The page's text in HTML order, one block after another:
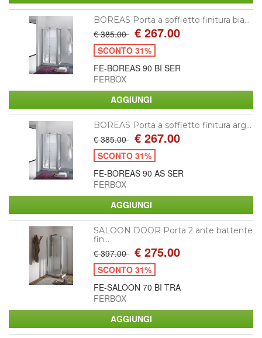
BOREAS Porta a soffietto finitura bia...
€ 385.00 € 267.00
SCONTO 31%
FE-BOREAS 90 BI SER
FERBOX
BOREAS Porta a soffietto finitura arg...
€ 385.00 € 267.00
SCONTO 31%
FE-BOREAS 90 AS SER
FERBOX
SALOON DOOR Porta 2 ante battente
fin...
€ 397.00 € 275.00
SCONTO 31%
FE-SALOON 70 BI TRA
FERBOX